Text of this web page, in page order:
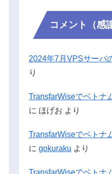
コメント（感
2024年7月VPSサーバ
り
TransfarWiseでベトナ
に ほげお より
TransfarWiseでベトナ
に gokuraku より